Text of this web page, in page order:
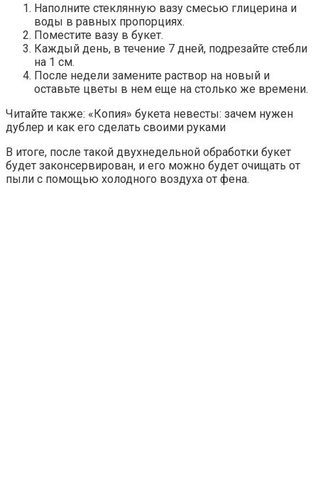
Наполните стеклянную вазу смесью глицерина и
воды в равных пропорциях.
Поместите вазу в букет.
Каждый день, в течение 7 дней, подрезайте стебли
на 1 см.
После недели замените раствор на новый и
оставьте цветы в нем еще на столько же времени.
Читайте также: «Копия» букета невесты: зачем нужен
дублер и как его сделать своими руками
В итоге, после такой двухнедельной обработки букет
будет законсервирован, и его можно будет очищать от
пыли с помощью холодного воздуха от фена.